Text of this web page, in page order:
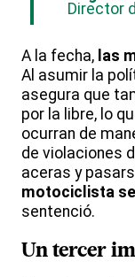
Director
A la fecha, las
Al asumir la
asegura que
por la libre, lo
ocurran de
de violaciones
aceras y
motociclista
sentenció.
Un tercer